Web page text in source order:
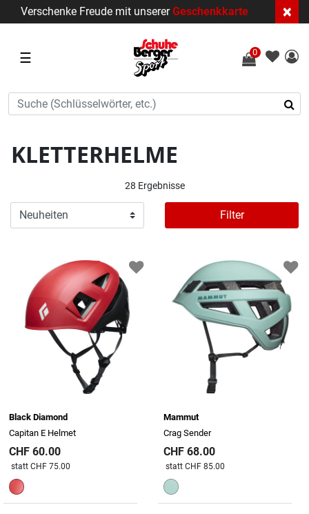
Verschenke Freude mit unsererGeschenkkarte ×
☰ 0
KLETTERHELME
28 Ergebnisse
Filter
Black Diamond
Capitan E Helmet
CHF 60.00
Preis reduziert von
statt CHF 75.00
Mammut
Crag Sender
CHF 68.00
Preis reduziert von
statt CHF 85.00